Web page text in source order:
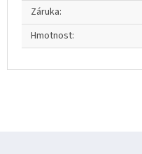
Záruka:
Hmotnost: